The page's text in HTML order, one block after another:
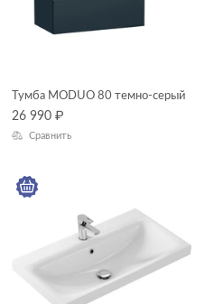
Тумба MODUO 80 темно-серый
26 990 ₽
Сравнить